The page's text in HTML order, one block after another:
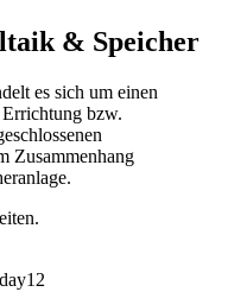
& Speicher
es sich um einen
bzw.
Zusammenhang